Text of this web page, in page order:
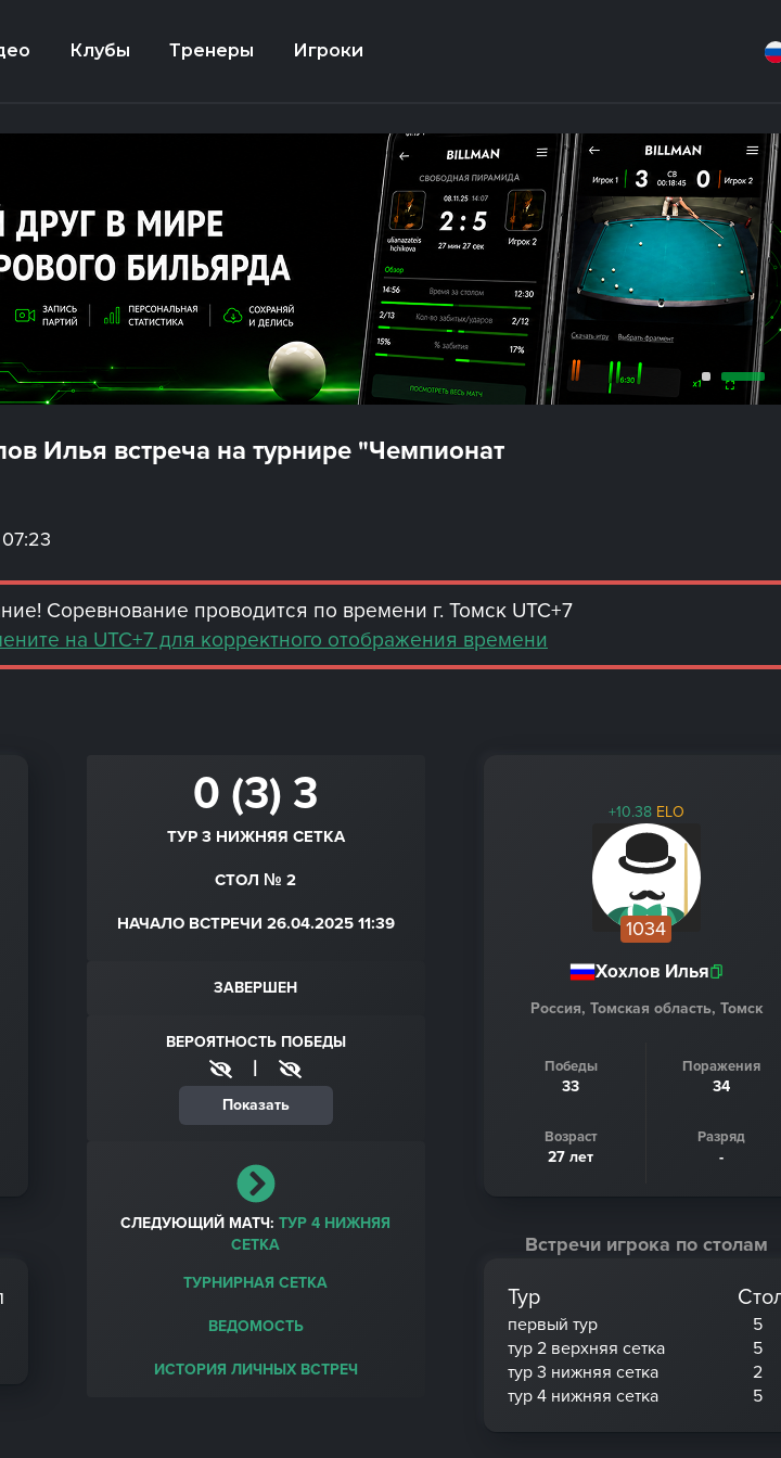
Клубы Тренеры Игроки
Илья встреча на турнире "Чемпионат
Соревнование проводится по времени г. Томск UTC+7
на UTC+7 для корректного отображения времени
0 (3) 3
ТУР 3 НИЖНЯЯ СЕТКА
СТОЛ № 2
НАЧАЛО ВСТРЕЧИ 26.04.2025 11:39
ЗАВЕРШЕН
ВЕРОЯТНОСТЬ ПОБЕДЫ
|
Показать
СЛЕДУЮЩИЙ МАТЧ:ТУР 4 НИЖНЯЯ
СЕТКА
ТУРНИРНАЯ СЕТКА
ВЕДОМОСТЬ
ИСТОРИЯ ЛИЧНЫХ ВСТРЕЧ
+10.38 ELO
1034
Хохлов Илья
Россия, Томская область, Томск
Победы
33
Поражения
34
Возраст
27 лет
Разряд
-
Встречи игрока по столам
Тур
первый тур
5
тур 2 верхняя сетка
5
тур 3 нижняя сетка
2
тур 4 нижняя сетка
5